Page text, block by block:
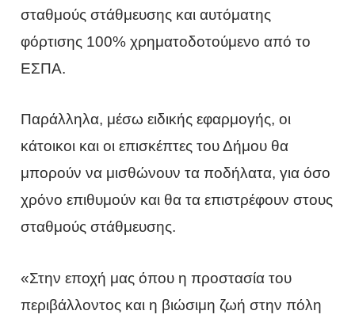
σταθμούς στάθμευσης και αυτόματης
φόρτισης 100% χρηματοδοτούμενο από το
ΕΣΠΑ.
Παράλληλα, μέσω ειδικής εφαρμογής, οι
κάτοικοι και οι επισκέπτες του Δήμου θα
μπορούν να μισθώνουν τα ποδήλατα, για όσο
χρόνο επιθυμούν και θα τα επιστρέφουν στους
σταθμούς στάθμευσης.
«Στην εποχή μας όπου η προστασία του
περιβάλλοντος και η βιώσιμη ζωή στην πόλη